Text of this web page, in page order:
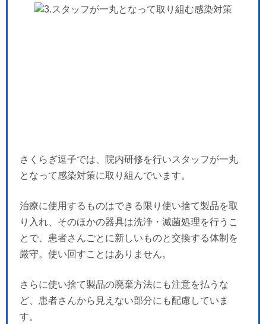
さくらぎ逗子では、院内研修を行いスタッフが一丸
となって感染対策に取り組んでいます。
治療に使用するものはできる限り使い捨て製品を取
り入れ、そのほかの器具は洗浄・滅菌処理を行うこ
とで、患者さんごとに新しいものと交換する体制を
厳守。使い回すことはありません。
さらに使い捨て製品の廃棄方法にも注意を払うな
ど、患者さんから見えない部分にも配慮していま
す。